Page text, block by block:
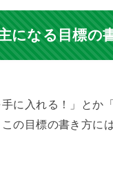
になる目標の
手に入れる！」とか
の目標の書き方に